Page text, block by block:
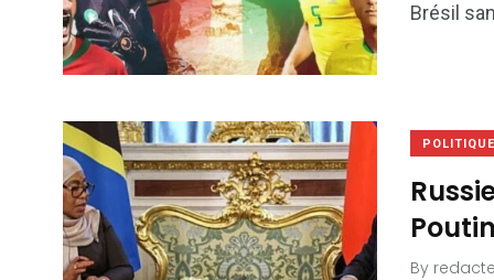
Brésil
POLITIQUE
By